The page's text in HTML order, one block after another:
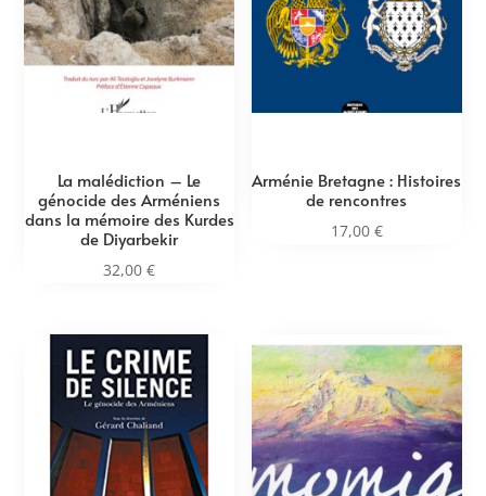
La malédiction – Le
génocide des Arméniens
dans la mémoire des Kurdes
de Diyarbekir
32,00€
Arménie Bretagne : Histoires
de rencontres
17,00 €